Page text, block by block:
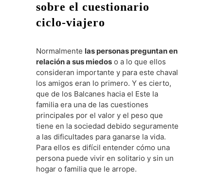
sobre el cuestionario
ciclo-viajero
Normalmente las personas preguntan en
relación a sus miedos o a lo que ellos
consideran importante y para este chaval
los amigos eran lo primero. Y es cierto,
que de los Balcanes hacia el Este la
familia era una de las cuestiones
principales por el valor y el peso que
tiene en la sociedad debido seguramente
a las dificultades para ganarse la vida.
Para ellos es difícil entender cómo una
persona puede vivir en solitario y sin un
hogar o familia que le arrope.